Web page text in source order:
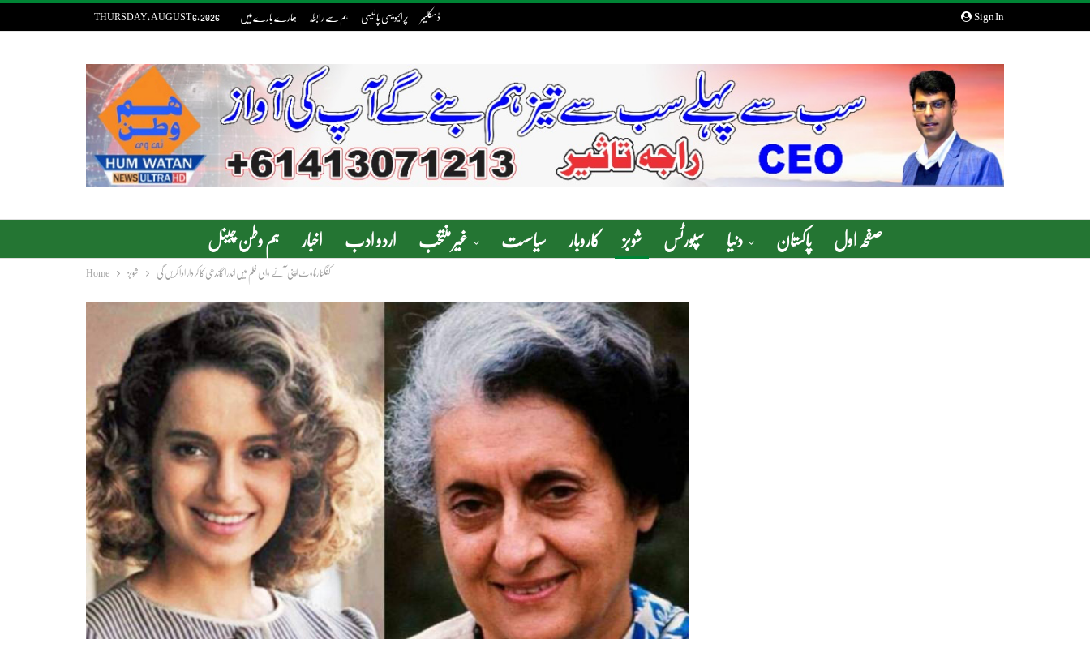
Sign In
THURSDAY, AUGUST 6, 2026 ہمارے بارے میں ہم سے رابطہ پرائیویسی پالیسی ڈسکلیمر
ہم وطن چینل اخبار اردو ادب غیر منتخب سیاسست کاروبار شوبز سپورٹس دنیا پاکستان صفحہ اول
Home شوبز کنگنا رناوٹ اپنی آنے والی فلم میں اندرا گاندھی کا کردار ادا کریں گی